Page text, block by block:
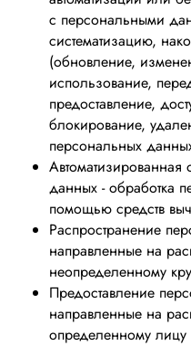
с персональными
систематизацию,
(обновление,
использование,
предоставление,
блокирование,
персональных
Автоматизированная
данных - обработка
помощью средств
Распространение
направленные на
неопределенному
Предоставление
направленные на
определенному